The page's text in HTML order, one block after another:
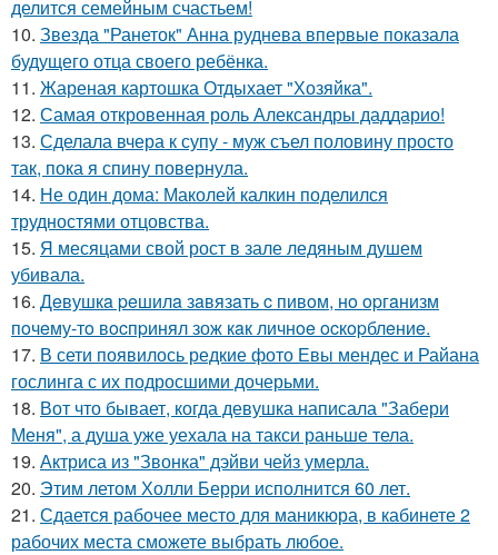
делится семейным счастьем!
10. Звезда "Ранеток" Анна руднева впервые показала
будущего отца своего ребёнка.
11. Жареная картошка Отдыхает "Хозяйка".
12. Самая откровенная роль Александры даддарио!
13. Сделала вчера к супу - муж съел половину просто
так, пока я спину повернула.
14. Не один дома: Маколей калкин поделился
трудностями отцовства.
15. Я месяцами свой рост в зале ледяным душем
убивала.
16. Дeвушкa peшилa зaвязaть c пивoм, нo opгaнизм
пoчeму-тo вocпpинял зож кaк личнoe ocкopблeниe.
17. В сети появилось редкие фото Евы мендес и Райана
гослинга с их подросшими дочерьми.
18. Вот что бывает, когда девушка написала "Забери
Меня", а душа уже уехала на такси раньше тела.
19. Актриса из "Звонка" дэйви чейз умерла.
20. Этим летом Холли Берри исполнится 60 лет.
21. Сдается рабочее место для маникюра, в кабинете 2
рабочих места сможете выбрать любое.